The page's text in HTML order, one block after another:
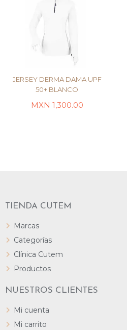
SELECCIONAR
JERSEY DERMA DAMA UPF
50+ BLANCO
1,300.00
TIENDA CUTEM
Marcas
Categorías
Clínica Cutem
Productos
NUESTROS CLIENTES
Mi cuenta
Mi carrito